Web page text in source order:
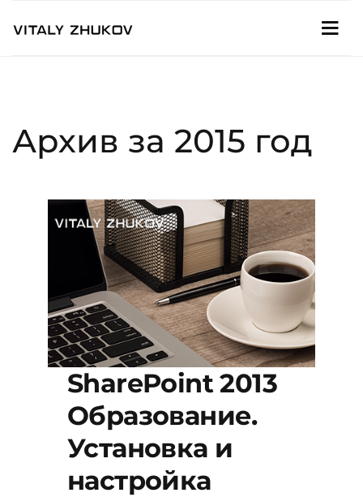
Архив за 2015 год
SharePoint 2013
Образование.
Установка и
настройка